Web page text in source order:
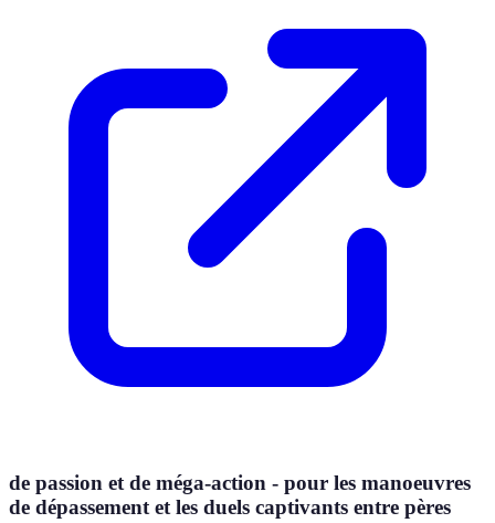
de passion et de méga-action - pour les manoeuvres
de dépassement et les duels captivants entre pères